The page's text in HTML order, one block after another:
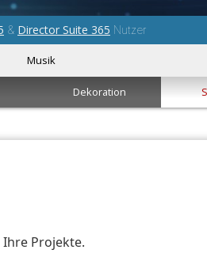
& Director Suite 365 Nutzer
Musik
Dekoration
Projekte.